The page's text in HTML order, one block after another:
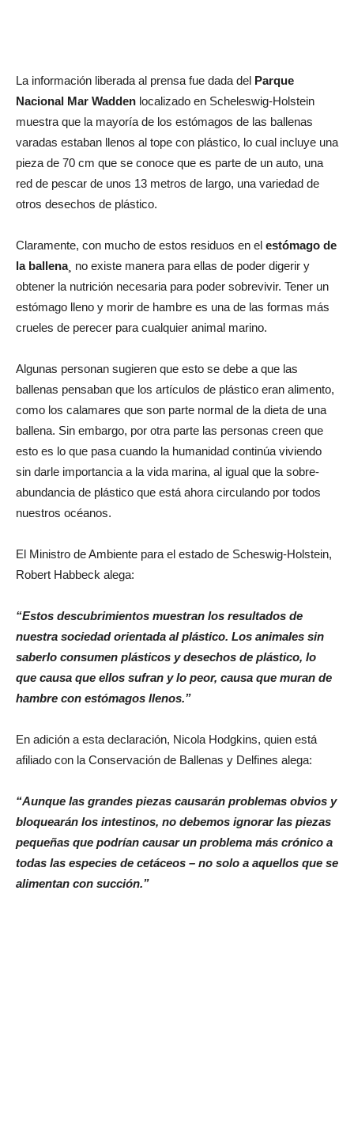
La información liberada al prensa fue dada del Parque
Nacional Mar Wadden localizado en Scheleswig-Holstein
muestra que la mayoría de los estómagos de las ballenas
varadas estaban llenos al tope con plástico, lo cual incluye una
pieza de 70 cm que se conoce que es parte de un auto, una
red de pescar de unos 13 metros de largo, una variedad de
otros desechos de plástico.
Claramente, con mucho de estos residuos en el estómago de
la ballena¸ no existe manera para ellas de poder digerir y
obtener la nutrición necesaria para poder sobrevivir. Tener un
estómago lleno y morir de hambre es una de las formas más
crueles de perecer para cualquier animal marino.
Algunas personan sugieren que esto se debe a que las
ballenas pensaban que los artículos de plástico eran alimento,
como los calamares que son parte normal de la dieta de una
ballena. Sin embargo, por otra parte las personas creen que
esto es lo que pasa cuando la humanidad continúa viviendo
sin darle importancia a la vida marina, al igual que la sobre-
abundancia de plástico que está ahora circulando por todos
nuestros océanos.
El Ministro de Ambiente para el estado de Scheswig-Holstein,
Robert Habbeck alega:
“Estos descubrimientos muestran los resultados de
nuestra sociedad orientada al plástico. Los animales sin
saberlo consumen plásticos y desechos de plástico, lo
que causa que ellos sufran y lo peor, causa que muran de
hambre con estómagos llenos.”
En adición a esta declaración, Nicola Hodgkins, quien está
afiliado con la Conservación de Ballenas y Delfines alega:
“Aunque las grandes piezas causarán problemas obvios y
bloquearán los intestinos, no debemos ignorar las piezas
pequeñas que podrían causar un problema más crónico a
todas las especies de cetáceos – no solo a aquellos que se
alimentan con succión.”